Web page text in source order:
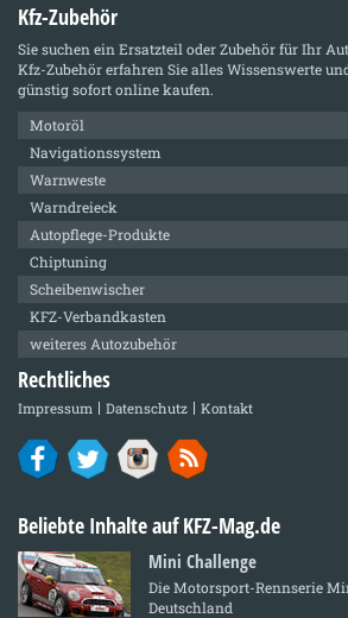
Kfz-Zubehör
Sie suchen ein Ersatzteil oder Zubehör für Ihr
Kfz-Zubehörerfahren Sie alles Wissenswerte
günstig sofort online kaufen.
Motoröl
Navigationssystem
Warnweste
Warndreieck
Autopflege-Produkte
Chiptuning
Scheibenwischer
KFZ-Verbandkasten
weiteres Autozubehör
Rechtliches
Impressum Datenschutz Kontakt
Beliebte Inhalte auf KFZ-Mag.de
Mini Challenge
Die Motorsport-Rennserie
Deutschland